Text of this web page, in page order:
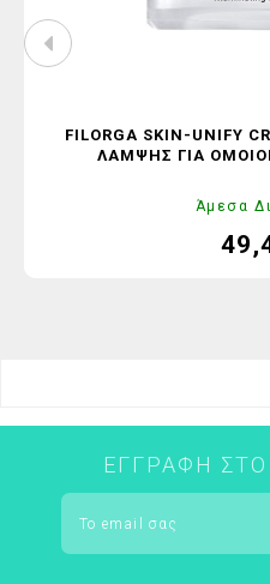
FILORGA SKIN-UNIFY
ΛΆΜΨΗΣ ΓΙΑ
Άμεσα
Τιμή
ΕΓΓΡΑΦΉ ΣΤΟ